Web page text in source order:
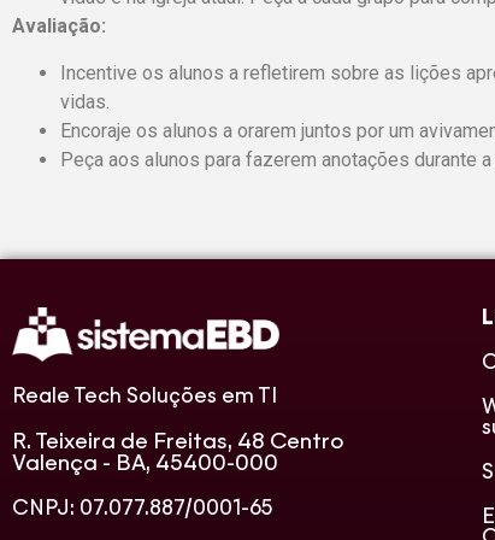
Avaliação:
Incentive os alunos a refletirem sobre as lições
vidas.
Encoraje os alunos a orarem juntos por um
Peça aos alunos para fazerem anotações durante
Reale Tech Soluções em TI
R. Teixeira de Freitas, 48 Centro
Valença - BA, 45400-000
CNPJ: 07.077.887/0001-65